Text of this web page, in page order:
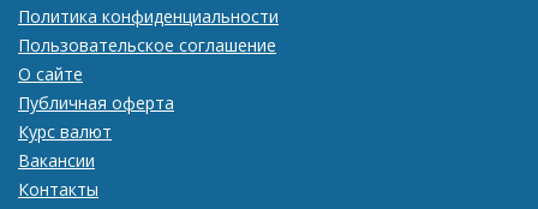
Политика конфиденциальности
Пользовательское соглашение
О сайте
Публичная оферта
Курс валют
Вакансии
Контакты